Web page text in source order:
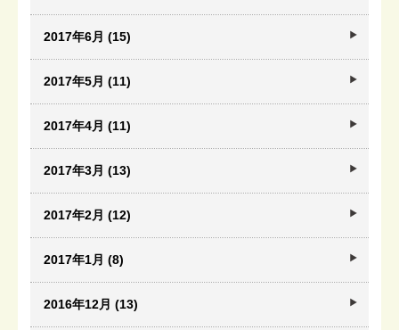
2017年6月 (15)
2017年5月 (11)
2017年4月 (11)
2017年3月 (13)
2017年2月 (12)
2017年1月 (8)
2016年12月 (13)